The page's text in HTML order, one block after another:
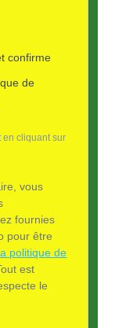
confirme
de
en cliquant sur
vous
fournies
pour être
politique de
est
le